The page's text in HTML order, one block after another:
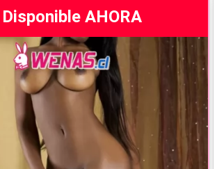
Disponible AHORA